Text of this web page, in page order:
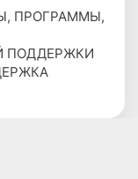
ПРОГРАММЫ,
ПОДДЕРЖКИ